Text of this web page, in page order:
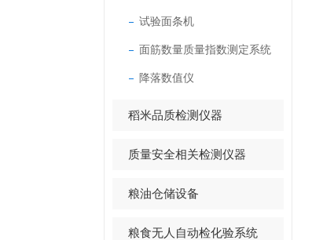
试验面条机
面筋数量质量指数测定系统
降落数值仪
稻米品质检测仪器
质量安全相关检测仪器
粮油仓储设备
粮食无人自动检化验系统